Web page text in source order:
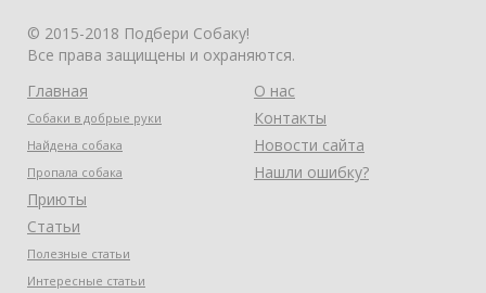
© 2015-2018 Подбери Собаку!
Все права защищены и охраняются.
Главная
Собаки в добрые руки
Найдена собака
Пропала собака
Приюты
Статьи
Полезные статьи
Интересные статьи
О нас
Контакты
Новости сайта
Нашли ошибку?